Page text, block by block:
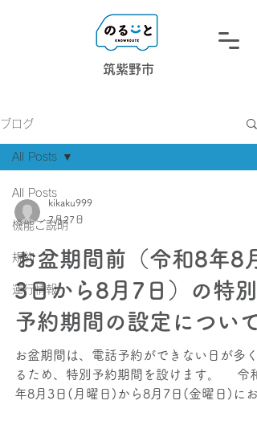
筑紫野市
ブログ
All Posts
機能ご説明
規約
運行情報
All Posts
kikaku999
7月27日
お盆期間前（令和8年8月
3日から8月7日）の特別
予約期間の設定について
お盆期間は、電話予約ができない日が多く
るため、特別予約期間を設けます。 令
年8月3日(月曜日)から8月7日(金曜日)にお